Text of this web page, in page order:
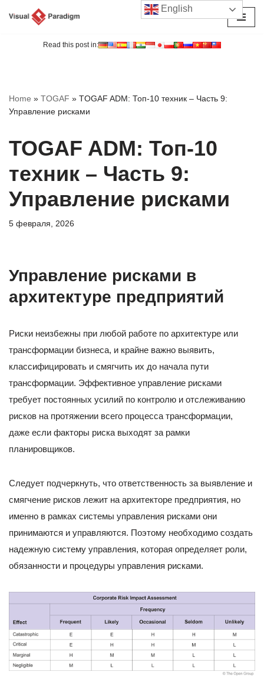
Read this post in:
Home » TOGAF » TOGAF ADM: Топ-10 техник – Часть 9:
Управление рисками
TOGAF ADM: Топ-10
техник – Часть 9:
Управление рисками
5 февраля, 2026
Управление рисками в
архитектуре предприятий
Риски неизбежны при любой работе по архитектуре или
трансформации бизнеса, и крайне важно выявить,
классифицировать и смягчить их до начала пути
трансформации. Эффективное управление рисками
требует постоянных усилий по контролю и отслеживанию
рисков на протяжении всего процесса трансформации,
даже если факторы риска выходят за рамки
планировщиков.
Следует подчеркнуть, что ответственность за выявление и
смягчение рисков лежит на архитекторе предприятия, но
именно в рамках системы управления рисками они
принимаются и управляются. Поэтому необходимо создать
надежную систему управления, которая определяет роли,
обязанности и процедуры управления рисками.
English